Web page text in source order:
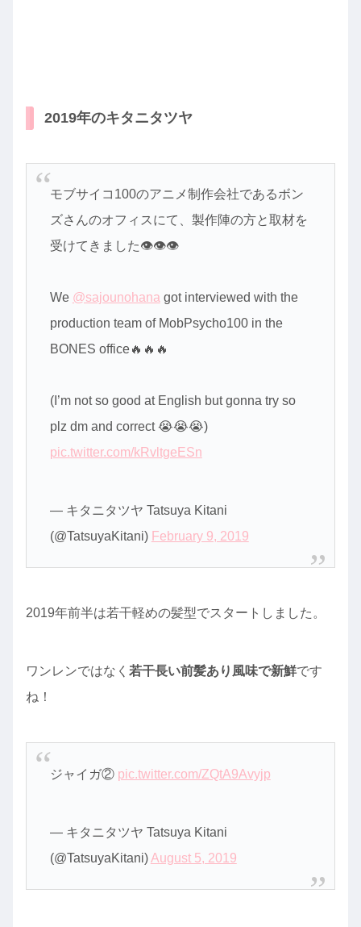
2019年のキタニタツヤ
モブサイコ100のアニメ制作会社であるボン
ズさんのオフィスにて、製作陣の方と取材を
受けてきました👁👁👁
We @sajounohana got interviewed with the
production team of MobPsycho100 in the
BONES office🔥🔥🔥
(I’m not so good at English but gonna try so
plz dm and correct 😭😭😭)
pic.twitter.com/kRvltgeESn
— キタニタツヤ Tatsuya Kitani
(@TatsuyaKitani) February 9, 2019
2019年前半は若干軽めの髪型でスタートしました。
ワンレンではなく 若干長い前髪あり風味で新鮮です
ね！
ジャイガ② pic.twitter.com/ZQtA9Avyjp
— キタニタツヤ Tatsuya Kitani
(@TatsuyaKitani)August 5, 2019